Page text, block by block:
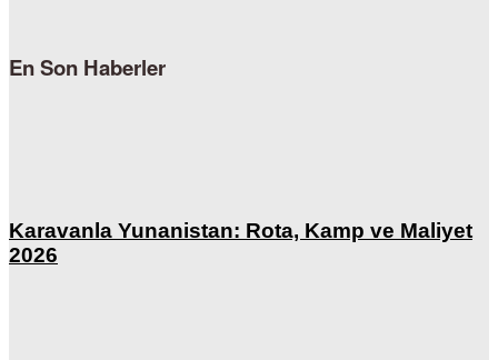
En Son Haberler
Karavanla Yunanistan: Rota, Kamp ve Maliyet
2026